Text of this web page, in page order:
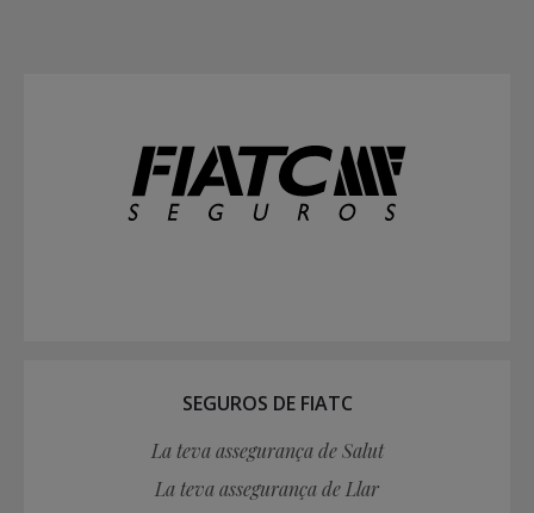
SEGUROS DE FIATC
La teva assegurança de Salut
La teva assegurança de Llar